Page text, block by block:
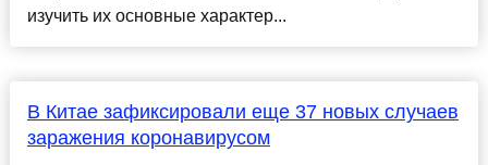
изучить их основные характер...
В Китае зафиксировали еще 37 новых случаев
заражения коронавирусом